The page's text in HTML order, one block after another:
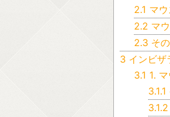
2.1 マ
2.2 マ
2.3 そ
3 インビザ
3.1 1.
3.1.1
3.1.2